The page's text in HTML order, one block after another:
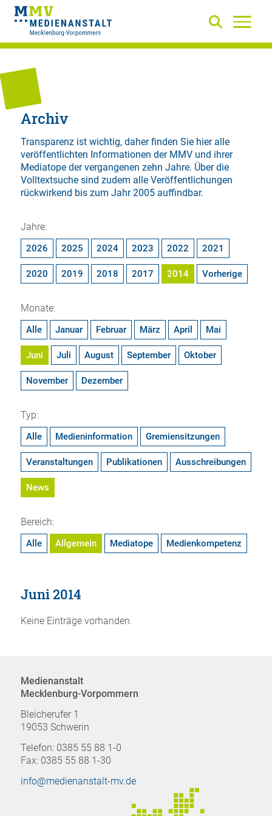
Archiv
Transparenz ist wichtig, daher finden Sie hier alle
veröffentlichten Informationen der MMV und ihrer
Mediatope der vergangenen zehn Jahre. Über die
Volltextsuchesind zudem alle Veröffentlichungen
rückwirkend bis zum Jahr 2005 auffindbar.
Jahre:
2026 2025 2024 2023 2022 2021
2020 2019 2018 2017 2014 Vorherige
Monate:
Alle Januar Februar März April Mai
Juni Juli August September Oktober
November Dezember
Typ:
Alle Medieninformation Gremiensitzungen
Veranstaltungen Publikationen Ausschreibungen
News
Bereich:
Alle Allgemein Mediatope Medienkompetenz
Juni 2014
Keine Einträge vorhanden.
Medienanstalt
Mecklenburg-Vorpommern
Bleicherufer 1
19053 Schwerin
Telefon: 0385 55 88 1-0
Fax: 0385 55 88 1-30
info@medienanstalt-mv.de